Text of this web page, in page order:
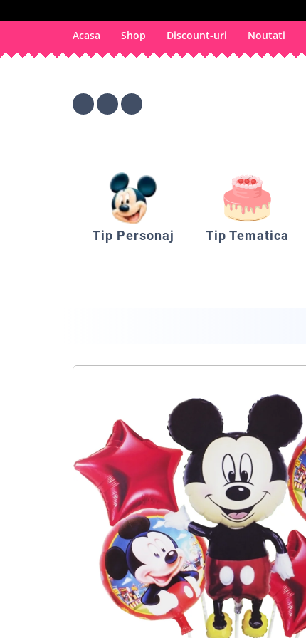
Acasa Shop Discount-uri Noutati
Tip Personaj Tip Tematica